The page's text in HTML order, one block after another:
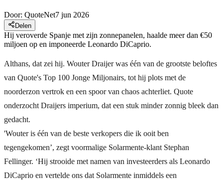
Door: QuoteNet7 jun 2026
Delen
Hij veroverde Spanje met zijn zonnepanelen, haalde meer dan €50
miljoen op en imponeerde Leonardo DiCaprio.
Althans, dat zei hij. Wouter Draijer was één van de grootste beloftes
van Quote's Top 100 Jonge Miljonairs, tot hij plots met de
noorderzon vertrok en een spoor van chaos achterliet. Quote
onderzocht Draijers imperium, dat een stuk minder zonnig bleek dan
gedacht.
'Wouter is één van de beste verkopers die ik ooit ben
tegengekomen’, zegt voormalige Solarmente-klant Stephan
Fellinger. ‘Hij strooide met namen van investeerders als Leonardo
DiCaprio en vertelde ons dat Solarmente inmiddels een